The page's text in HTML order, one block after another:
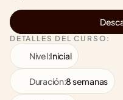
DETALLES DEL CURSO:
Nivel:Inicial
Duración:8 semanas